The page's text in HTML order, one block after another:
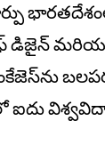
డిజైన్